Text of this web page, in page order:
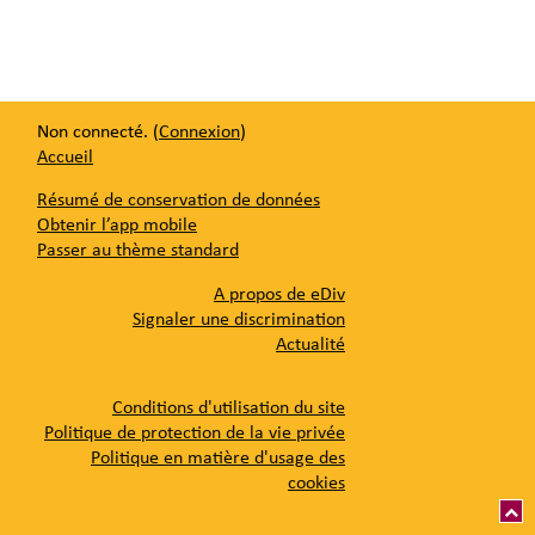
Non connecté. (Connexion)
Accueil
Résumé de conservation de données
Obtenir l’app mobile
Passer au thème standard
A propos de eDiv
Signaler une discrimination
Actualité
Conditions d'utilisation du site
Politique de protection de la vie privée
Politique en matière d'usage des
cookies